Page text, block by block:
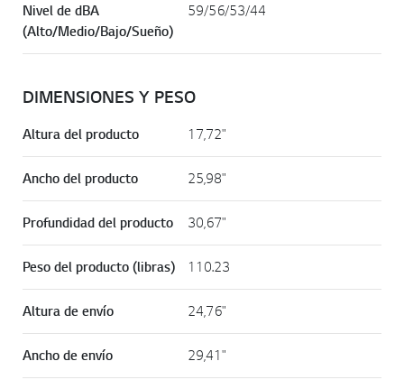
Nivel de dBA
(Alto/Medio/Bajo/Sueño)
59/56/53/44
DIMENSIONES Y PESO
Altura del producto 17,72"
Ancho del producto 25,98"
Profundidad del producto 30,67"
Peso del producto (libras) 110.23
Altura de envío 24,76"
Ancho de envío 29,41"